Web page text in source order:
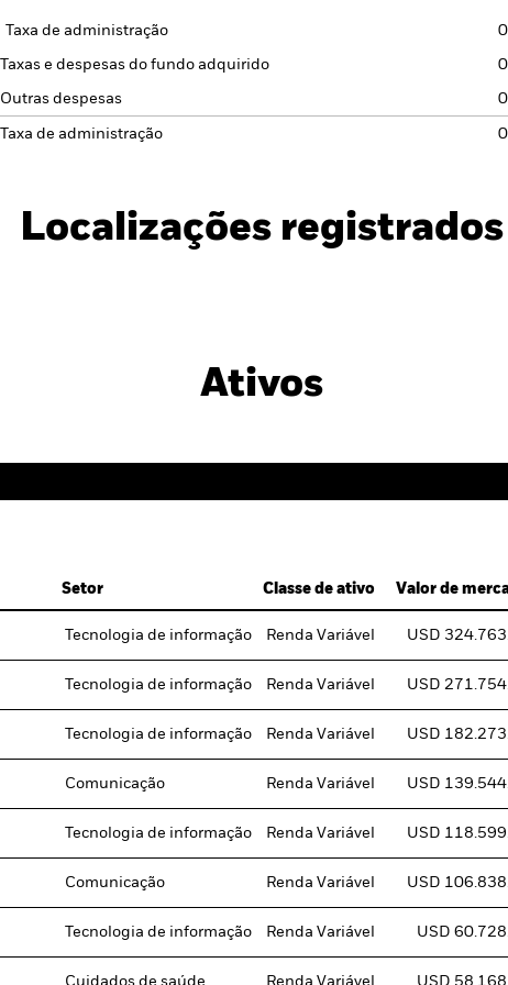
Taxa de administração
Taxas e despesas do fundo adquirido
Outras despesas
Taxa de administração
Localizações registrados
Ativos
Setor Classe de ativo Valor de
Tecnologia de informação Renda Variável USD
Tecnologia de informação Renda Variável USD
Tecnologia de informação Renda Variável USD
Comunicação Renda Variável USD
Tecnologia de informação Renda Variável USD
Comunicação Renda Variável USD
Tecnologia de informação Renda Variável USD
Cuidados de saúde Renda Variável USD